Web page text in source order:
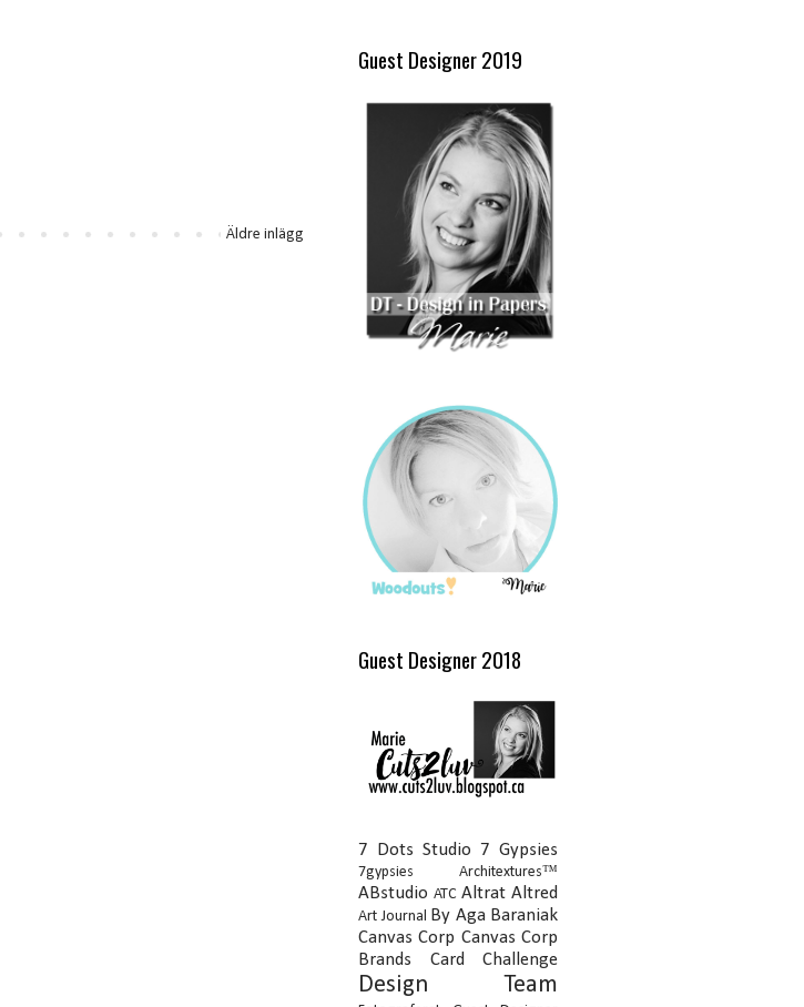
Äldre inlägg
Guest Designer 2019
Guest Designer 2018
7 Dots Studio 7 Gypsies
7gypsies Architextures™
ABstudio ATC Altrat Altred
Art Journal
By Aga Baraniak
Canvas Corp Canvas Corp
Brands
Card Challenge
Design Team